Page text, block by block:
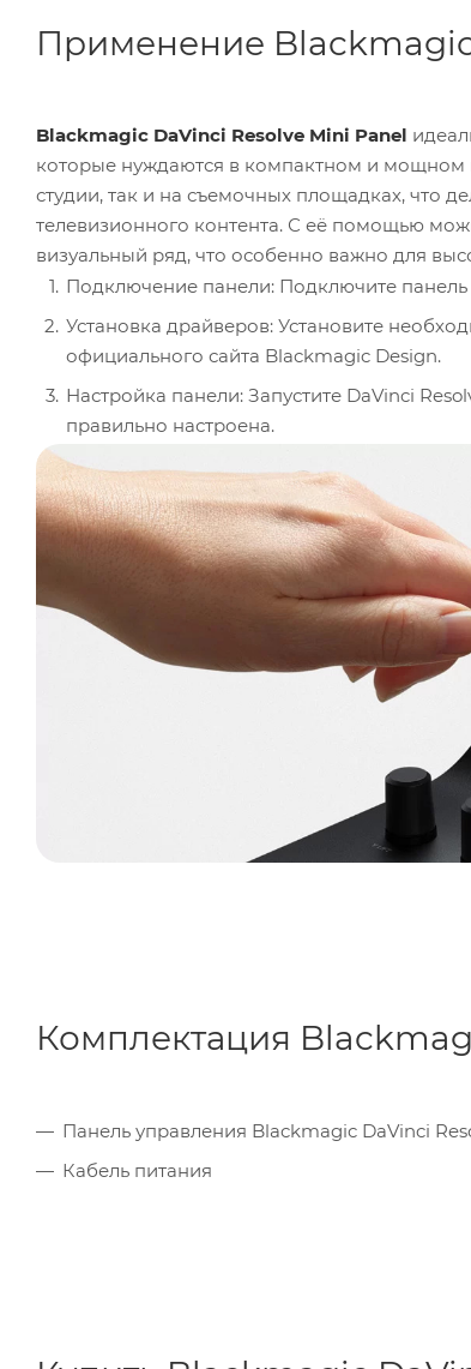
Применение
Blackmagic DaVinci Resolve Mini Panel
которые нуждаются в компактном и мощном
студии, так и на съемочных площадках, что
телевизионного контента. С её помощью
визуальный ряд, что особенно важно для
Подключение панели: Подключите
Установка драйверов: Установите
официального сайта Blackmagic Design.
Настройка панели: Запустите DaVinci
правильно настроена.
Использование трекболов: Используйте
Gain. Плавно поворачивайте их для
Регулировка параметров: Поворачивайте
цветокоррекции, таких как
Переключение режимов: Используйте
грейдинга и просмотра материала в
Управление воспроизведением:
воспроизведением, навигацией по
Комплектация
Панель управления Blackmagic DaVinci
Кабель питания